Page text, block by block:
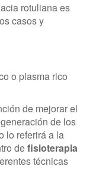
rotuliana es
casos y
o plasma rico
de mejorar el
de los
lo referirá a la
defisioterapia
técnicas